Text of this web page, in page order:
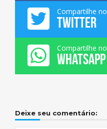
Compartilhe no
TWITTER
Compartilhe no
WHATSAPP
Deixe seu comentário: